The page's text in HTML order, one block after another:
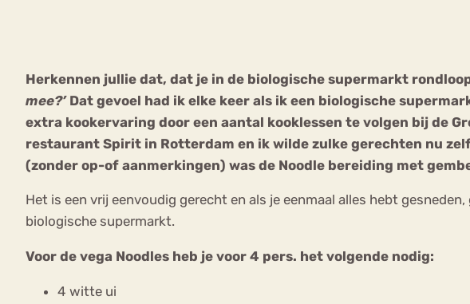
Herkennen jullie dat, dat je in de biologische supermarkt
mee?’Dat gevoel had ik elke keer als ik een biologische
extra kookervaring door een aantal kooklessen te volgen bij de
restaurant Spirit in Rotterdam en ik wilde zulke gerechten nu
(zonder op-of aanmerkingen) was de Noodle bereiding met
Het is een vrij eenvoudig gerecht en als je eenmaal alles hebt
biologische supermarkt.
Voor de vega Noodles heb je voor 4 pers. het volgende nodig:
4 witte ui
Boulimia Nervosa Eetstoornis
Orthorexia
Afvallen Angst